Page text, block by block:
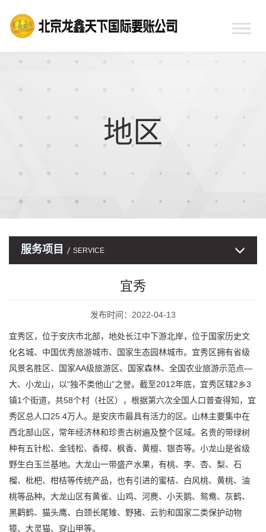
地区
服务项目 SERVICE
宜秀
发布时间：2022-04-13
宜秀区，位于安庆市北部，地处长江中下游北岸，位于国家历史文
化名城、中国优秀旅游城市、国家生态园林城市。宜秀区拥有省级
风景名胜区、国家AA级旅游区、国家森林、全国农业旅游示范点—
大、小龙山，以“独不类他山”之誉。截至2012年底，宜秀区辖2乡3
镇1个街道，共58个村（社区），根据第六次全国人口普查得知，宜
秀区总人口25.4万人。是安庆市最具有活力的区。山林主要集中在
西北部山区，常年经济林和珍贵古树遍及整个区域。名贵的带绿树
种有五针松、金钱松、香樟、枫香、黄檀、银杏等。小龙山是省级
野生白玉兰基地。大龙山一带盛产水果，有桃、李、杏、梨、石
榴、枇杷、柑桔等传统产品，也有引进的蜜桔、白风桃、黄桃、油
桃等品种。大龙山区有黄雀、山鸡、河麂、小天鹅、鸳鸯、灰鹤、
黑鹳鹤、猫头鹰、白颈长尾雉、野猪、云豹和国家二类保护动物
獐、大灵猫、穿山甲等。